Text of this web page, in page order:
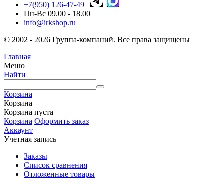
+7(950) 126-47-49
Пн-Вс 09.00 - 18.00
info@irkshop.ru
© 2002 - 2026 Группа-компаний. Все права защищены
Главная
Меню
Найти
Корзина
Корзина
Корзина пуста
Корзина Оформить заказ
Аккаунт
Учетная запись
Заказы
Список сравнения
Отложенные товары